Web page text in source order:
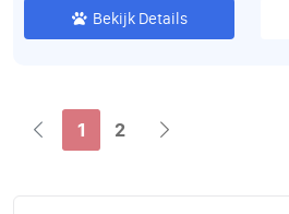
Bekijk Details
1 2